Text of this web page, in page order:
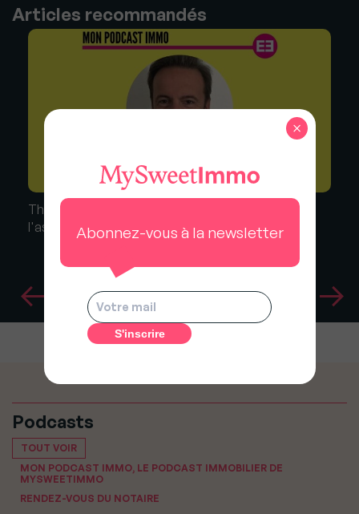
Articles recommandés
Thierry Renard (Ritchee) : "Ne négligez pas
l'assurance emprunteur"
Podcasts
TOUT VOIR
MON PODCAST IMMO, LE PODCAST IMMOBILIER DE
MYSWEETIMMO
RENDEZ-VOUS DU NOTAIRE
Abonnez-vous à la newsletter
×